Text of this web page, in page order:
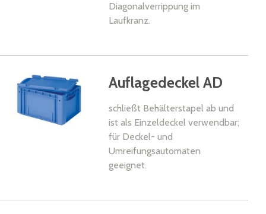
Diagonalverrippung im
Laufkranz.
Auflagedeckel AD
schließt Behälterstapel ab und
ist als Einzeldeckel verwendbar;
für Deckel- und
Umreifungsautomaten
geeignet.